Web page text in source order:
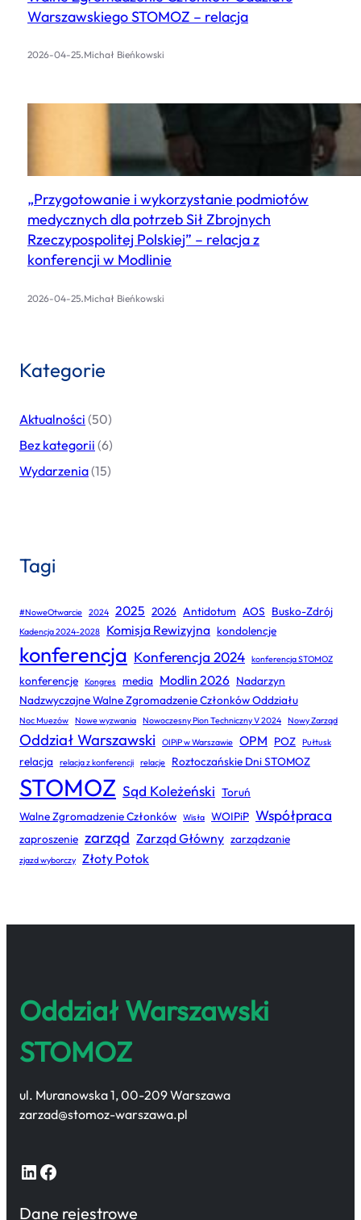
Warszawskiego STOMOZ – relacja
2026-04-25.Michał Bieńkowski
„Przygotowanie i wykorzystanie podmiotów
medycznych dla potrzeb Sił Zbrojnych
Rzeczypospolitej Polskiej” – relacja z
konferencji w Modlinie
2026-04-25.Michał Bieńkowski
Kategorie
Aktualności (50)
Bez kategorii (6)
Wydarzenia(15)
Tagi
#NoweOtwarcie 2024 2025 2026 Antidotum AOS Busko-Zdrój
Kadencja 2024-2028 Komisja Rewizyjna kondolencje
konferencja Konferencja 2024 konferencja STOMOZ
konferencje Kongres media Modlin 2026 Nadarzyn
Nadzwyczajne Walne Zgromadzenie Członków Oddziału
Noc Muezów Nowe wyzwania Nowoczesny Pion Techniczny V 2024 Nowy Zarząd
Oddział Warszawski OIPiP w Warszawie OPM POZ Pułtusk
relacja relacja z konferencji relacje Roztoczańskie Dni STOMOZ
STOMOZ Sąd Koleżeński Toruń
Walne Zgromadzenie Członków Wisła WOIPiP Współpraca
zaproszenie zarząd Zarząd Główny zarządzanie
zjazd wyborczy Złoty Potok
Oddział Warszawski
STOMOZ
ul. Muranowska 1, 00-209 Warszawa
zarzad@stomoz-warszawa.pl
LinkedIn Facebook
Dane rejestrowe